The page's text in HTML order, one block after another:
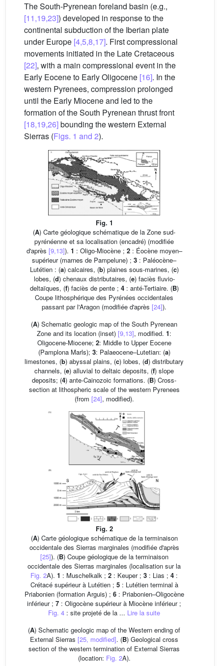
The South-Pyrenean foreland basin (e.g.,
[11,19,23]) developed in response to the
continental subduction of the Iberian plate
under Europe [4,5,8,17]. First compressional
movements initiated in the Late Cretaceous
[22], with a main compressional event in the
Early Eocene to Early Oligocene [16]. In the
western Pyrenees, compression prolonged
until the Early Miocene and led to the
formation of the South Pyrenean thrust front
[18,19,26]bounding the western External
Sierras (Figs. 1 and 2).
Fig. 1
(A) Carte géologique schématique de la Zone sud-
pyrénéenne et sa localisation (encadré) (modifiée
d'après [9,13]). 1 : Oligo-Miocène ; 2: Éocène moyen–
supérieur (marnes de Pampelune) ; 3 : Paléocène–
Lutétien : (a) calcaires, (b) plaines sous-marines, (c)
lobes, (d) chenaux distributaires, (e) faciès fluvio-
deltaïques, (f) faciès de pente ; 4: anté-Tertiaire. (B)
Coupe lithosphérique des Pyrénées occidentales
passant par l'Aragon (modifiée d'après [24]).
(A) Schematic geologic map of the South Pyrenean
Zone and its location (inset) [9,13], modified. 1:
Oligocene-Miocene; 2: Middle to Upper Eocene
(Pamplona Marls); 3: Palaeocene–Lutetian: (a)
limestones, (b) abyssal plains, (c) lobes, (d) distributary
channels, (e) alluvial to deltaic deposits, (f) slope
deposits; (4) ante-Cainozoic formations. (B) Cross-
section at lithospheric scale of the western Pyrenees
(from [24], modified).
Fig. 2
(A) Carte géologique schématique de la terminaison
occidentale des Sierras marginales (modifiée d'après
[25]). (B) Coupe géologique de la terminaison
occidentale des Sierras marginales (localisation sur la
Fig. 2A). 1 : Muschelkalk ; 2 : Keuper ; 3 : Lias ; 4 :
Crétacé supérieur à Lutétien ; 5: Lutétien terminal à
Priabonien (formation Arguis) ; 6: Priabonien–Oligocène
inférieur ; 7 : Oligocène supérieur à Miocène inférieur ;
Fig. 4 : site projeté de la ... Lire la suite
(A) Schematic geologic map of the Western ending of
External Sierras [25, modified]. (B) Geological cross
section of the western termination of External Sierras
(location: Fig. 2A).